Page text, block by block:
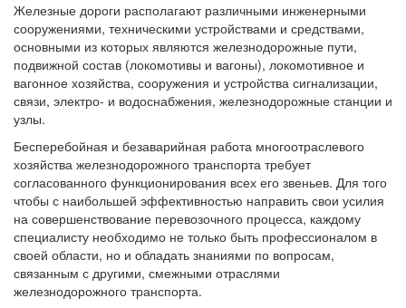
Железные дороги располагают различными инженерными
сооружениями, техническими устройствами и средствами,
основными из которых являются железнодорожные пути,
подвижной состав (локомотивы и вагоны), локомотивное и
вагонное хозяйства, сооружения и устройства сигнализации,
связи, электро- и водоснабжения, железнодорожные станции и
узлы.
Бесперебойная и безаварийная работа многоотраслевого
хозяйства железнодорожного транспорта требует
согласованного функционирования всех его звеньев. Для того
чтобы с наибольшей эффективностью направить свои усилия
на совершенствование перевозочного процесса, каждому
специалисту необходимо не только быть профессионалом в
своей области, но и обладать знаниями по вопросам,
связанным с другими, смежными отраслями
железнодорожного транспорта.